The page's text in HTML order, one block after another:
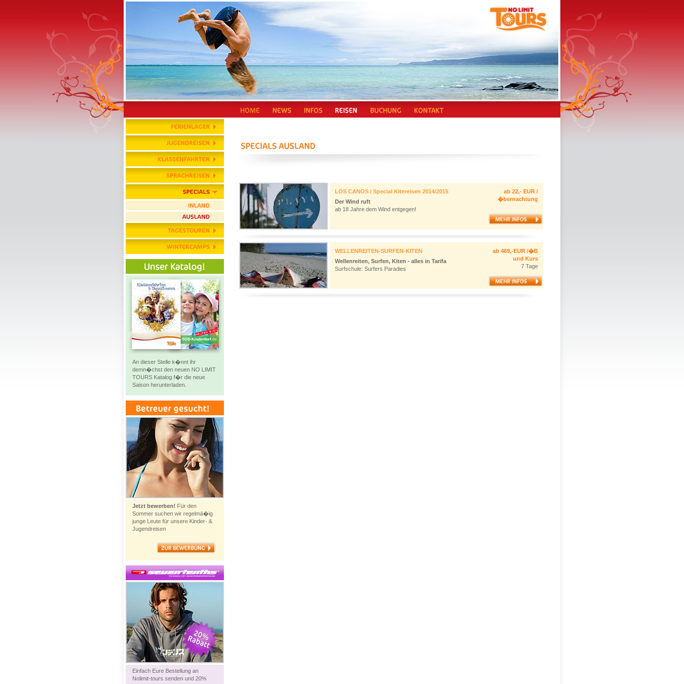
An dieser Stelle k�nnt ihr
demn�chst den neuen NO LIMIT
TOURS Katalog f�r die neue
Saison herunterladen.
Jetzt bewerben! Für den
Sommer suchen wir regelmä�ig
junge Leute für unsere Kinder- &
Jugendreisen
Einfach Eure Bestellung an
Nolimit-tours senden und 20%
LOS CANOS / Special Kitereisen 2014/2015
Der Wind ruft
ab 18 Jahre dem Wind entgegen!
ab 22,- EUR /
�bernachtung
WELLENREITEN-SURFEN-KITEN
Wellenreiten, Surfen, Kiten - alles in Tarifa
Surfschule: Surfers Paradies
ab 469,-EUR /�B
und Kurs
7 Tage